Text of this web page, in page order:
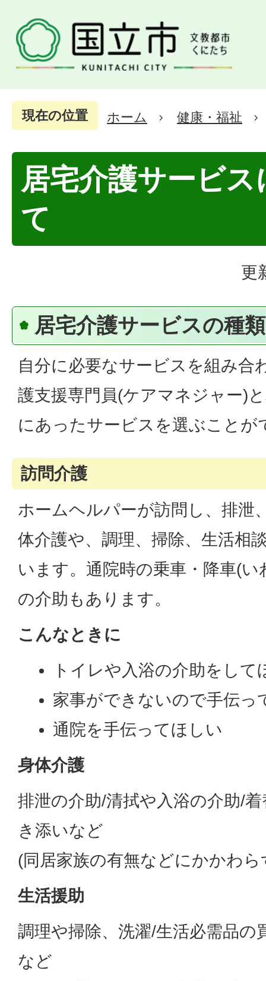
現在の位置 ホーム 健康・福祉
居宅介護サービス
て
更
居宅介護サービスの種類
自分に必要なサービスを組み合
護支援専門員(ケアマネジャー)
にあったサービスを選ぶことが
訪問介護
ホームヘルパーが訪問し、排泄
体介護や、調理、掃除、生活相
います。通院時の乗車・降車(
の介助もあります。
こんなときに
トイレや入浴の介助をして
家事ができないので手伝っ
通院を手伝ってほしい
身体介護
排泄の介助/清拭や入浴の介助/
き添いなど
(同居家族の有無などにかかわ
生活援助
調理や掃除、洗濯/生活必需品の
など